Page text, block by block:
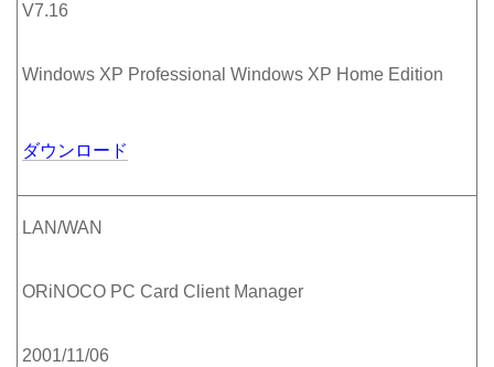
V7.16
Windows XP Professional Windows XP Home Edition
ダウンロード
LAN/WAN
ORiNOCO PC Card Client Manager
2001/11/06